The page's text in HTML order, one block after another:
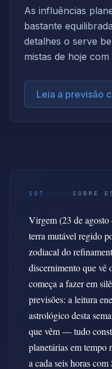
As influências
bastante
detalhes o serve
mistas de hoje
Leia a previsão
§07 SOBRE
Virgem (23 de agosto
terra mutável regido
zodiacal do
discernimento que vê
começa a fazer em
previsões: a leitura
astrológico desta
que vêm — tudo
planetárias em tempo
a cada seis horas